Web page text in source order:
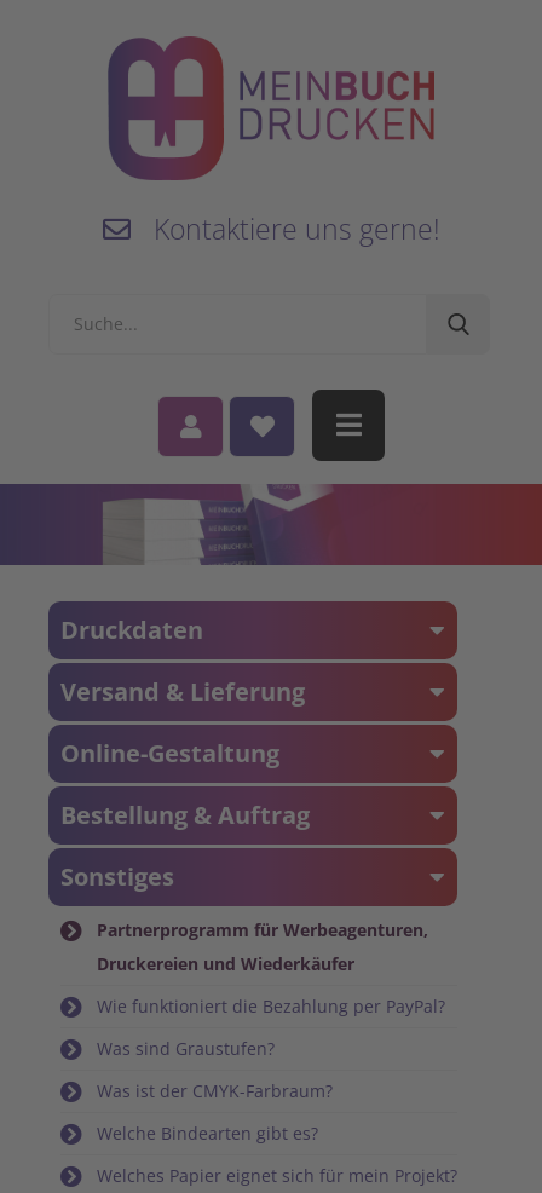
Kontaktiere uns gerne!
Druckdaten
Versand & Lieferung
Online-Gestaltung
Bestellung & Auftrag
Sonstiges
Partnerprogramm für Werbeagenturen,
Druckereien und Wiederkäufer
Wie funktioniert die Bezahlung per PayPal?
Was sind Graustufen?
Was ist der CMYK-Farbraum?
Welche Bindearten gibt es?
Welches Papier eignet sich für mein Projekt?